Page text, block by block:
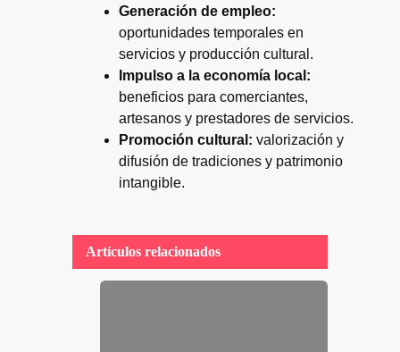
Generación de empleo:
oportunidades temporales en
servicios y producción cultural.
Impulso a la economía local:
beneficios para comerciantes,
artesanos y prestadores de servicios.
Promoción cultural: valorización y
difusión de tradiciones y patrimonio
intangible.
Artículos relacionados